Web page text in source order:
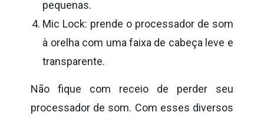
pequenas.
Mic Lock: prende o processador de som
à orelha com uma faixa de cabeça leve e
transparente.
Não fique com receio de perder seu
processador de som. Com esses diversos